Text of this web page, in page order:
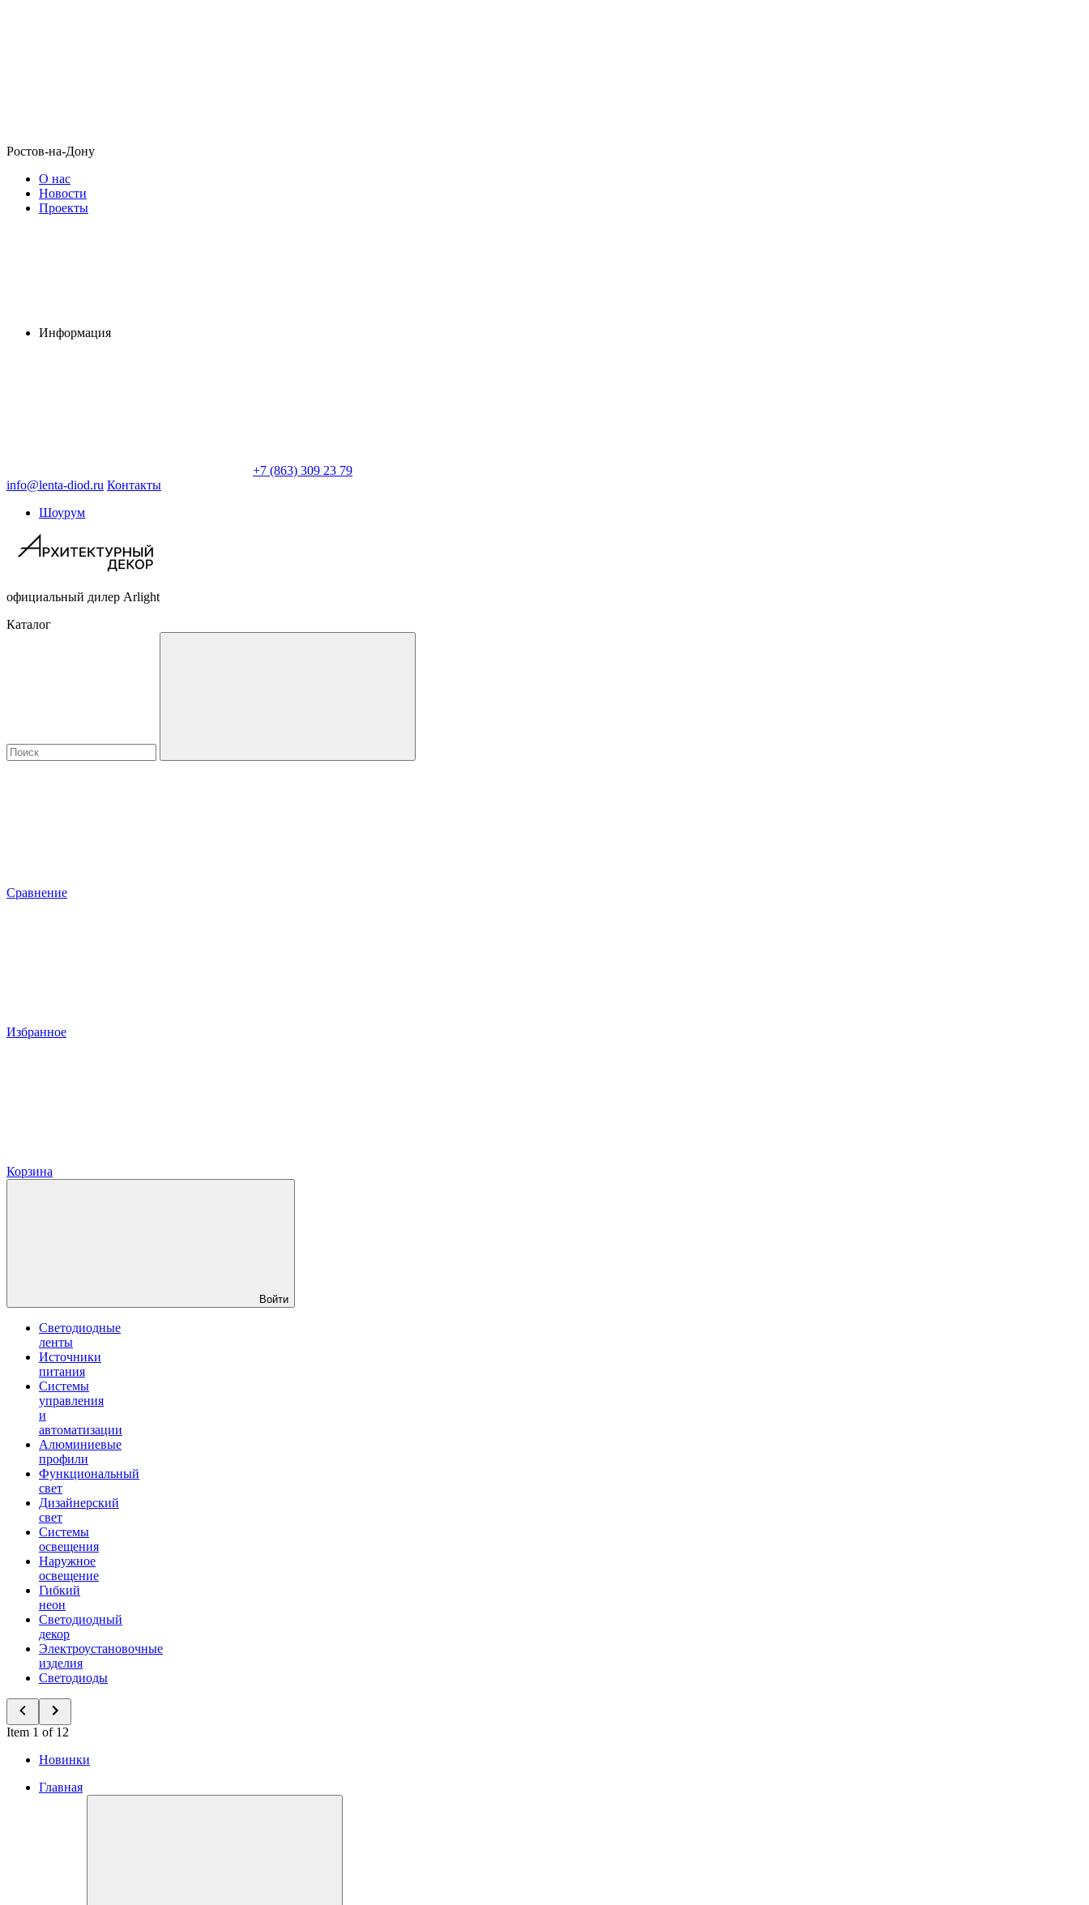
Ростов-на-Дону
О нас
Новости
Проекты
Информация
+7 (863) 309 23 79
info@lenta-diod.ru Контакты
Шоурум
официальный дилер Arlight
Каталог
Сравнение
Избранное
Корзина
Войти
Светодиодные
ленты
Источники
питания
Системы
управления
и
автоматизации
Алюминиевые
профили
Функциональный
свет
Дизайнерский
свет
Системы
освещения
Наружное
освещение
Гибкий
неон
Светодиодный
декор
Электроустановочные
изделия
Светодиоды
Item 1 of 12
Новинки
Главная